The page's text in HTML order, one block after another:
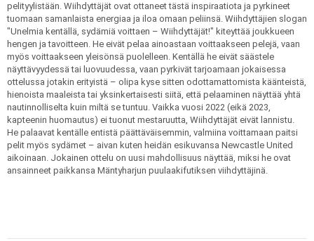
pelityylistään. Wiihdyttäjät ovat ottaneet tästä inspiraatiota ja pyrkineet
tuomaan samanlaista energiaa ja iloa omaan peliinsä. Wiihdyttäjien slogan
"Unelmia kentällä, sydämiä voittaen – Wiihdyttäjät!" kiteyttää joukkueen
hengen ja tavoitteen. He eivät pelaa ainoastaan voittaakseen pelejä, vaan
myös voittaakseen yleisönsä puolelleen. Kentällä he eivät säästele
näyttävyydessä tai luovuudessa, vaan pyrkivät tarjoamaan jokaisessa
ottelussa jotakin erityistä – olipa kyse sitten odottamattomista käänteistä,
hienoista maaleista tai yksinkertaisesti siitä, että pelaaminen näyttää yhtä
nautinnolliselta kuin miltä se tuntuu. Vaikka vuosi 2022 (eikä 2023,
kapteenin huomautus) ei tuonut mestaruutta, Wiihdyttäjät eivät lannistu.
He palaavat kentälle entistä päättäväisemmin, valmiina voittamaan paitsi
pelit myös sydämet – aivan kuten heidän esikuvansa Newcastle United
aikoinaan. Jokainen ottelu on uusi mahdollisuus näyttää, miksi he ovat
ansainneet paikkansa Mäntyharjun puulaakifutiksen viihdyttäjinä.